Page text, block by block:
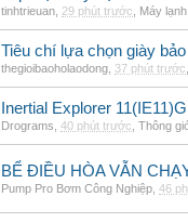
tinhtrieuan 29 phút trước Máy lạnh
Tiêu chí lựa chọn giày
thegioibaoholaodong 37 phút trước
Inertial Explorer
Drograms 40 phút trước Thông
BỂ ĐIỀU HÒA VẪN
Pump Pro Bơm Công Nghiệp 46